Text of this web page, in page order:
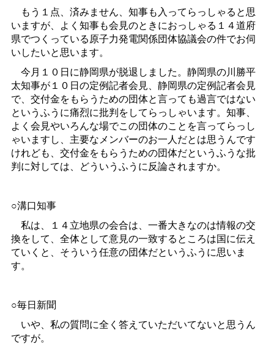
もう１点、済みません、知事も入ってらっしゃると思
いますが、よく知事も会見のときにおっしゃる１４道府
県でつくっている原子力発電関係団体協議会の件でお伺
いしたいと思います。
今月１０日に静岡県が脱退しました。静岡県の川勝平
太知事が１０日の定例記者会見、静岡県の定例記者会見
で、交付金をもらうための団体と言っても過言ではない
というふうに痛烈に批判をしてらっしゃいます。知事、
よく会見やいろんな場でこの団体のことを言ってらっし
ゃいますし、主要なメンバーのお一人だとは思うんです
けれども、交付金をもらうための団体だというふうな批
判に対しては、どういうふうに反論されますか。
○溝口知事
私は、１４立地県の会合は、一番大きなのは情報の交
換をして、全体として意見の一致するところは国に伝え
ていくと、そういう任意の団体だというふうに思いま
す。
○毎日新聞
いや、私の質問に全く答えていただいてないと思うん
ですが。